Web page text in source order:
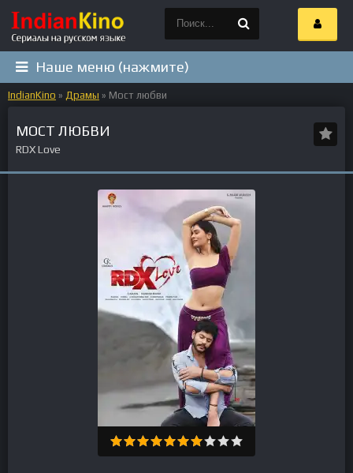
Наше меню (нажмите)
IndianKino » Драмы » Мост любви
МОСТ ЛЮБВИ
RDX Love